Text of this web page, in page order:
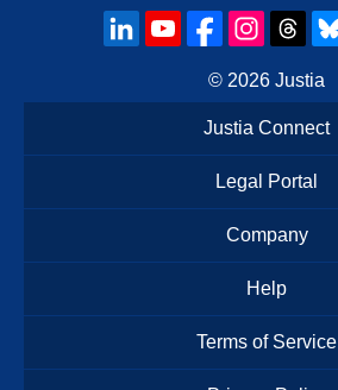
© 2026 Justia
Justia Connect
Legal Portal
Company
Help
Terms of Service